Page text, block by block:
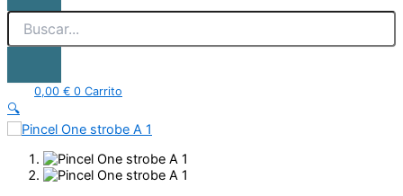
0,00 € 0 Carrito
🔍